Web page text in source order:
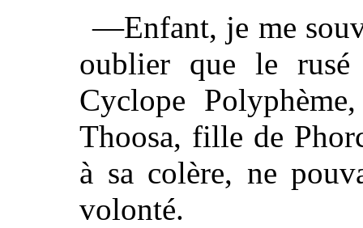
—Enfant, je me
oublier que le
Cyclope
Thoosa, fille de
à sa colère, ne
volonté.